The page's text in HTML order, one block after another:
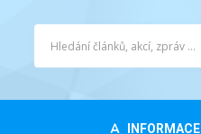
INFORMACE